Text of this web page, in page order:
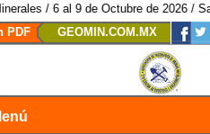
de Octubre de 2026 / San Luis
PDF
GEOMIN.COM.MX